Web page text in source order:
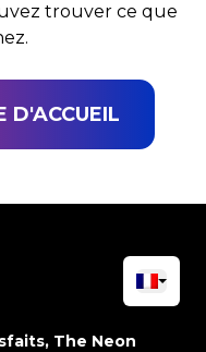
trouver ce que
D'ACCUEIL
The Neon